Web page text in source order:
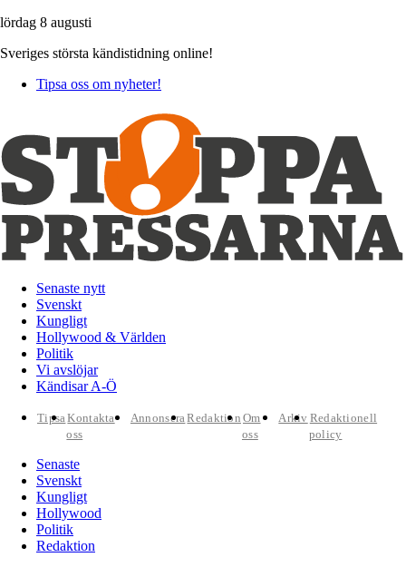
lördag 8 augusti
Sveriges största kändistidning online!
Tipsa oss om nyheter!
Senaste nytt
Svenskt
Kungligt
Hollywood & Världen
Politik
Vi avslöjar
Kändisar A-Ö
TipsaKontakta
oss
AnnonseraRedaktion Om
oss
Arkiv Redaktionell
policy
Senaste
Svenskt
Kungligt
Hollywood
Politik
Redaktion